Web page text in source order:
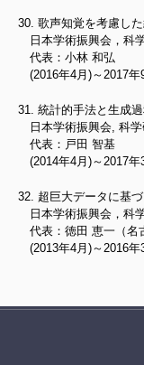
歌声知覚を考慮し
日本学術振興会，科
代表：小林 和弘
(2016年4月)～2017年
統計的手法と生成
日本学術振興会, 科学
代表：戸田 智基
(2014年4月)～2017年
超巨大データに基
日本学術振興会，科
代表：徳田 恵一（名
(2013年4月)～2016年